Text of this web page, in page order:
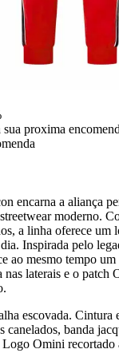
proxima
encarna a aliança
moderno.
a linha oferece um
Inspirada pelo
ao mesmo tempo
nas laterais e o patch
escovada. Cintura
canelados, banda
Omini recortado